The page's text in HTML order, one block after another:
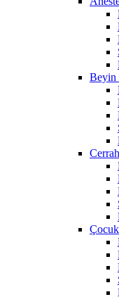
Beyin